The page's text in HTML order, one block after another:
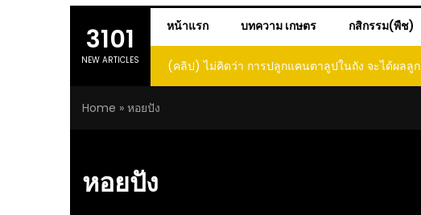
3101
NEW ARTICLES
หน้าแรก บทความ เกษตร กสิกรรม(พืช)
(คลิป) ไม่คิดว่า การปลูกแคนตาลูปในถัง จะได้ผลลูก
โตและหวานขนาดนี้ I didn’t expect that
Home » หอยปัง
หอยปัง